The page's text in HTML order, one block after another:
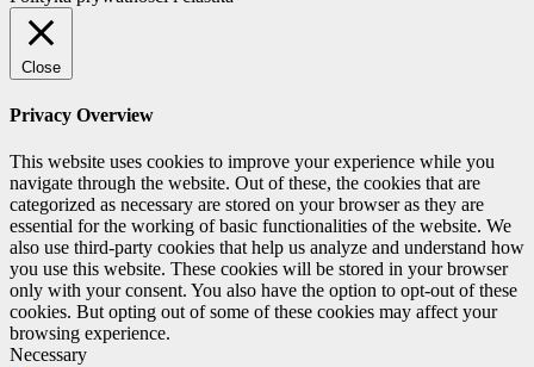
Close
Privacy Overview
This website uses cookies to improve your experience while you
navigate through the website. Out of these, the cookies that are
categorized as necessary are stored on your browser as they are
essential for the working of basic functionalities of the website. We
also use third-party cookies that help us analyze and understand how
you use this website. These cookies will be stored in your browser
only with your consent. You also have the option to opt-out of these
cookies. But opting out of some of these cookies may affect your
browsing experience.
Necessary